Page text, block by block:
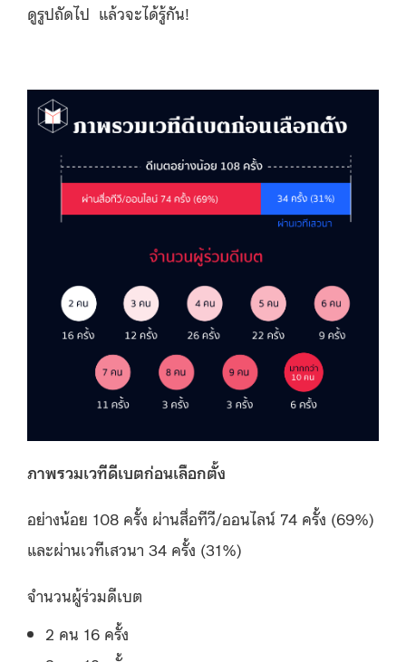
ดูรูปถัดไป แล้วจะได้รู้กัน!
ภาพรวมเวทีดีเบตก่อนเลือกตั้ง
อย่างน้อย 108 ครั้ง ผ่านสื่อทีวี/ออนไลน์ 74 ครั้ง (69%)
และผ่านเวทีเสวนา 34 ครั้ง (31%)
จำนวนผู้ร่วมดีเบต
2 คน 16 ครั้ง